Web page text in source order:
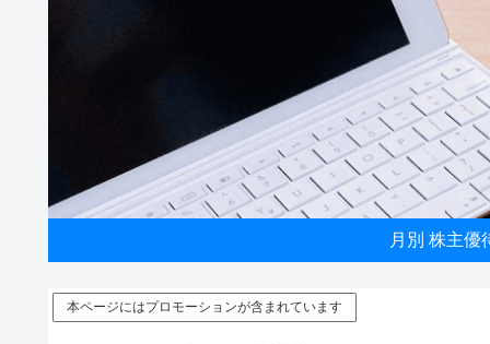
月別 株主優
本ページにはプロモーションが含まれています